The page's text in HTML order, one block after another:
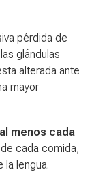
pérdida de
glándulas
alterada ante
mayor
menos cada
cada comida,
la lengua.